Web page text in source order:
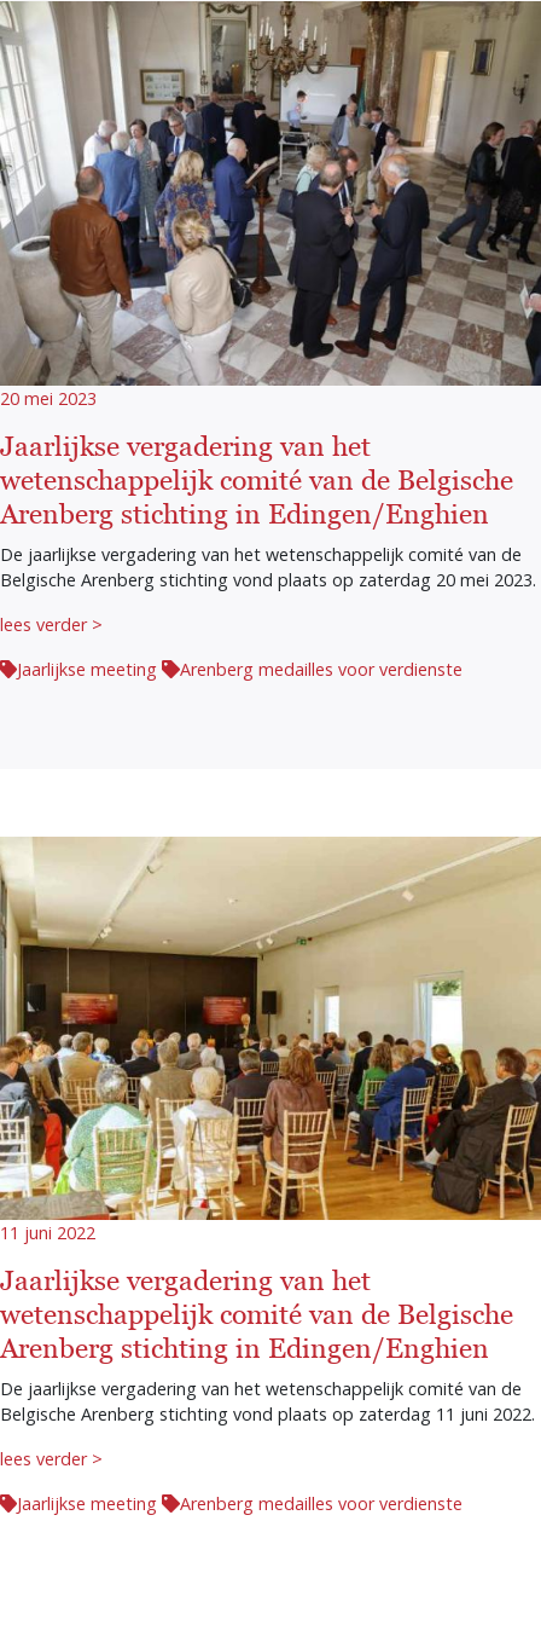
20 mei 2023
Jaarlijkse vergadering van het
wetenschappelijk comité van de Belgische
Arenberg stichting in Edingen/Enghien
De jaarlijkse vergadering van het wetenschappelijk comité van de
Belgische Arenberg stichting vond plaats op zaterdag 20 mei 2023.
lees verder >
Jaarlijkse meeting
Arenberg medailles voor verdienste
11 juni 2022
Jaarlijkse vergadering van het
wetenschappelijk comité van de Belgische
Arenberg stichting in Edingen/Enghien
De jaarlijkse vergadering van het wetenschappelijk comité van de
Belgische Arenberg stichting vond plaats op zaterdag 11 juni 2022.
lees verder >
Jaarlijkse meeting
Arenberg medailles voor verdienste